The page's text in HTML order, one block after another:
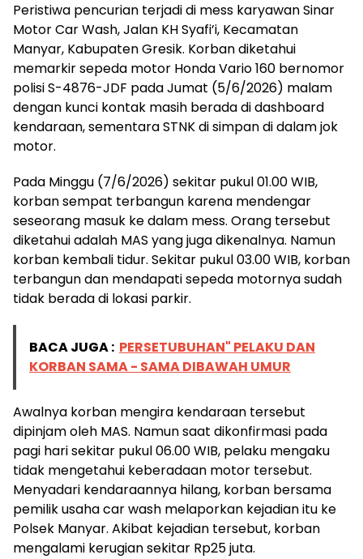
Peristiwa pencurian terjadi di mess karyawan Sinar
Motor Car Wash, Jalan KH Syafi’i, Kecamatan
Manyar, Kabupaten Gresik. Korban diketahui
memarkir sepeda motor Honda Vario 160 bernomor
polisi S-4876-JDF pada Jumat (5/6/2026) malam
dengan kunci kontak masih berada di dashboard
kendaraan, sementara STNK di simpan di dalam jok
motor.
Pada Minggu (7/6/2026) sekitar pukul 01.00 WIB,
korban sempat terbangun karena mendengar
seseorang masuk ke dalam mess. Orang tersebut
diketahui adalah MAS yang juga dikenalnya. Namun
korban kembali tidur. Sekitar pukul 03.00 WIB, korban
terbangun dan mendapati sepeda motornya sudah
tidak berada di lokasi parkir.
BACA JUGA : PERSETUBUHAN" PELAKU DAN
KORBAN SAMA - SAMA DIBAWAH UMUR
Awalnya korban mengira kendaraan tersebut
dipinjam oleh MAS. Namun saat dikonfirmasi pada
pagi hari sekitar pukul 06.00 WIB, pelaku mengaku
tidak mengetahui keberadaan motor tersebut.
Menyadari kendaraannya hilang, korban bersama
pemilik usaha car wash melaporkan kejadian itu ke
Polsek Manyar. Akibat kejadian tersebut, korban
mengalami kerugian sekitar Rp25 juta.